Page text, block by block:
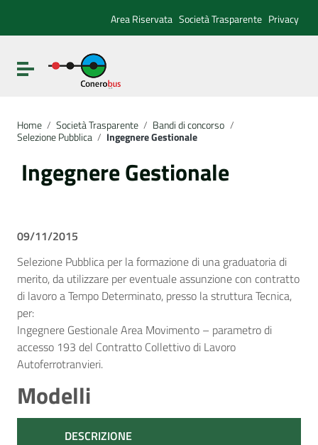
Vai al menu di navigazione
Vai al footer
Area Riservata Società Trasparente Privacy
Attiva / disattiva la navigazione
Home / Società Trasparente / Bandi di concorso /
Selezione Pubblica / Ingegnere Gestionale
Ingegnere Gestionale
09/11/2015
Selezione Pubblica per la formazione di una graduatoria di
merito, da utilizzare per eventuale assunzione con contratto
di lavoro a Tempo Determinato, presso la struttura Tecnica,
per:
Ingegnere Gestionale Area Movimento – parametro di
accesso 193 del Contratto Collettivo di Lavoro
Autoferrotranvieri.
Modelli
DESCRIZIONE